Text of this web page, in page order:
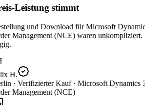
Leistung stimmt
und Download für Microsoft
Management (NCE) waren unkompliziert.
H.
· Verifizierter Kauf · Microsoft Dynamics
Management (NCE)